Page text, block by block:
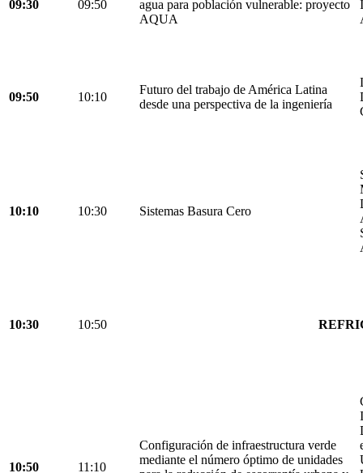
09:30 09:50
agua para población vulnerable: proyecto
AQUA
09:50 10:10
Futuro del trabajo de América Latina
desde una perspectiva de la ingeniería
10:10 10:30 Sistemas Basura Cero
10:30 10:50
10:50 11:10
Configuración de infraestructura verde
mediante el número óptimo de unidades